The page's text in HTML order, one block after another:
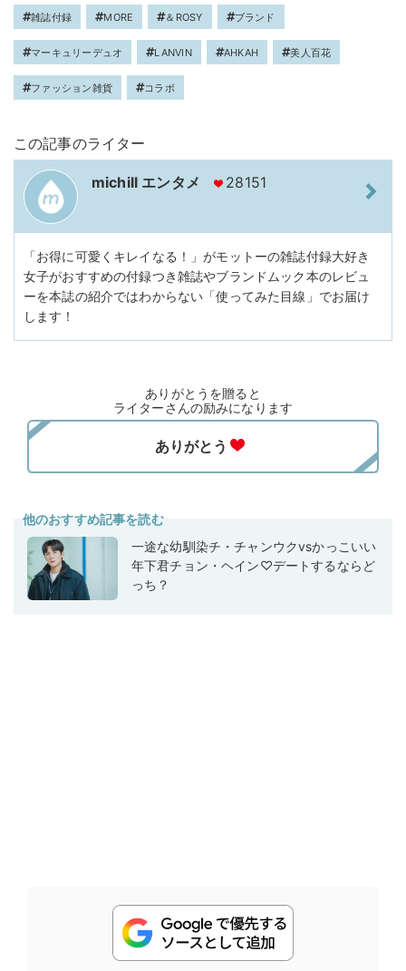
雑誌付録 MORE ＆ROSY ブランド
マーキュリーデュオ LANVIN AHKAH 美人百花
ファッション雑貨 コラボ
この記事のライター
michill エンタメ 28151
「お得に可愛くキレイなる！」がモットーの雑誌付録大好き
女子がおすすめの付録つき雑誌やブランドムック本のレビュ
ーを本誌の紹介ではわからない「使ってみた目線」でお届け
します！
ありがとうを贈ると
ライターさんの励みになります
他のおすすめ記事を読む
一途な幼馴染チ・チャンウクvsかっこいい
年下君チョン・ヘイン♡デートするならど
っち？